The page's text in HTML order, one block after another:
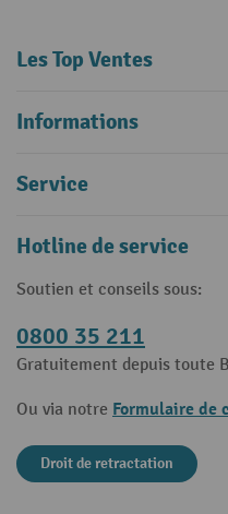
Les Top Ventes
Informations
Service
Hotline de service
Soutien et conseils sous:
0800 35 211
Gratuitement depuis toute
Ou via notre Formulaire de
Droit de retractation